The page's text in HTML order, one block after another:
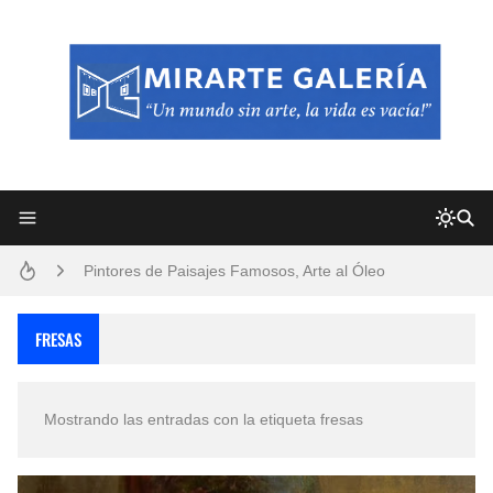
Pintores de Paisajes Famosos, Arte al Óleo
San Valentín Dibujos a Lápiz del 14 de Febrero
FRESAS
Mostrando las entradas con la etiqueta fresas